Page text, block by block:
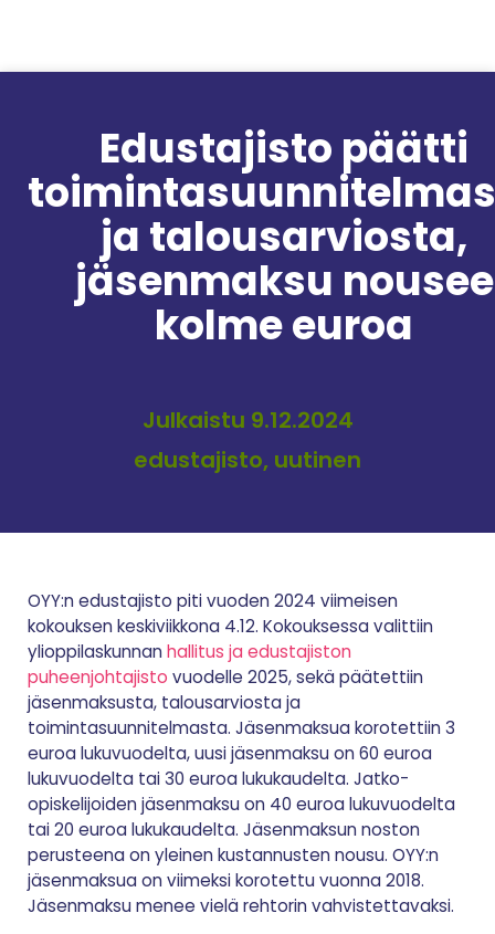
Edustajisto päätti
ja talousarviosta,
jäsenmaksu nousee
kolme euroa
Julkaistu 9.12.2024
edustajisto, uutinen
OYY:n edustajisto piti vuoden 2024 viimeisen
kokouksen keskiviikkona 4.12. Kokouksessa valittiin
ylioppilaskunnanhallitus ja edustajiston
puheenjohtajisto vuodelle 2025, sekä päätettiin
jäsenmaksusta, talousarviosta ja
toimintasuunnitelmasta. Jäsenmaksua korotettiin 3
euroa lukuvuodelta, uusi jäsenmaksu on 60 euroa
lukuvuodelta tai 30 euroa lukukaudelta. Jatko-
opiskelijoiden jäsenmaksu on 40 euroa lukuvuodelta
tai 20 euroa lukukaudelta. Jäsenmaksun noston
perusteena on yleinen kustannusten nousu. OYY:n
jäsenmaksua on viimeksi korotettu vuonna 2018.
Jäsenmaksu menee vielä rehtorin vahvistettavaksi.